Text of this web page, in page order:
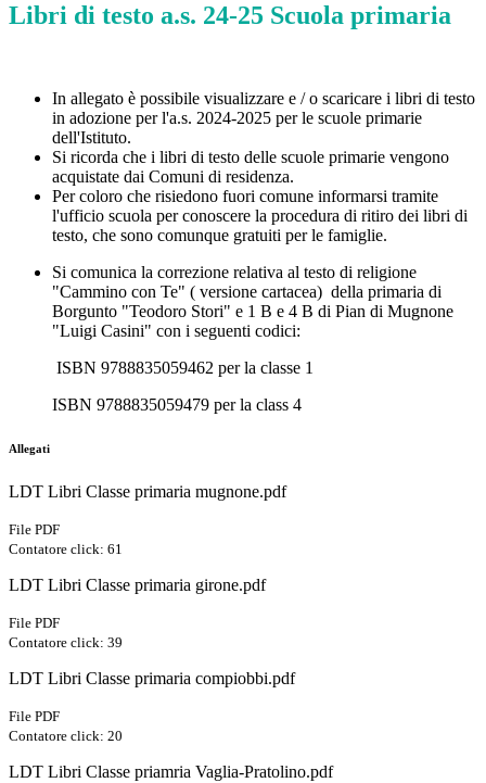
Libri di testo a.s. 24-25 Scuola primaria
In allegato è possibile visualizzare e / o scaricare i libri di testo
in adozione per l'a.s. 2024-2025 per le scuole primarie
dell'Istituto.
Si ricorda che i libri di testo delle scuole primarie vengono
acquistate dai Comuni di residenza.
Per coloro che risiedono fuori comune informarsi tramite
l'ufficio scuola per conoscere la procedura di ritiro dei libri di
testo, che sono comunque gratuiti per le famiglie.
Si comunica la correzione relativa al testo di religione
"Cammino con Te" ( versione cartacea) della primaria di
Borgunto "Teodoro Stori" e 1 B e 4 B di Pian di Mugnone
"Luigi Casini" con i seguenti codici:
ISBN 9788835059462 per la classe 1
ISBN 9788835059479 per la class 4
Allegati
LDT Libri Classe primaria mugnone.pdf
File PDF
Contatore click: 61
LDT Libri Classe primaria girone.pdf
File PDF
Contatore click: 39
LDT Libri Classe primaria compiobbi.pdf
File PDF
Contatore click: 20
LDT Libri Classe priamria Vaglia-Pratolino.pdf